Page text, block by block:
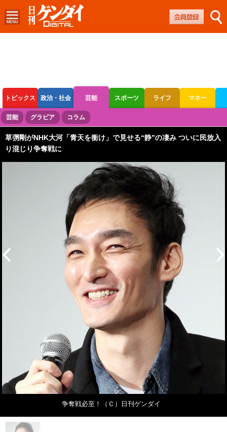
トピックス 政治・社会 芸能 スポーツ ライフ マネー
ボートレース 競輪 オートレース
芸能 グラビア コラム
草彅剛がNHK大河「青天を衝け」で見せる“静”の凄み ついに民放入
り混じり争奪戦に
争奪戦必至！（Ｃ）日刊ゲンダイ